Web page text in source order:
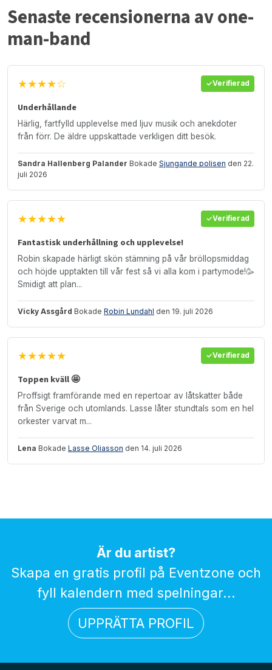
Senaste recensionerna av one-
man-band
★★★★☆ Verifierad
Underhållande
Härlig, fartfylld upplevelse med ljuv musik och anekdoter
från förr. De äldre uppskattade verkligen ditt besök.
Sandra Hallenberg Palander Bokade Sjungande polisen den 22.
juli 2026
★★★★★ Verifierad
Fantastisk underhållning och upplevelse!
Robin skapade härligt skön stämning på vår bröllopsmiddag
och höjde upptakten till vår fest så vi alla kom i partymode!🥳
Smidigt att plan...
Vicky Assgård Bokade Robin Lundahl den 19. juli 2026
★★★★★ Verifierad
Toppen kväll 🤩
Proffsigt framförande med en repertoar av låtskatter både
från Sverige och utomlands. Lasse låter stundtals som en hel
orkester varvat m...
Lena Bokade Lasse Oliasson den 14. juli 2026
Är du artist?
Skapa en gratis profil på Eventzone och
fyll kalendern med spelningar...
UPPRÄTTA PROFIL